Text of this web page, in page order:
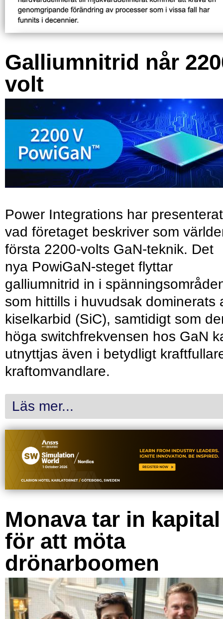
Galliumnitrid når
volt
Power Integrations har presenterat
vad företaget beskriver som
första 2200-volts GaN-teknik. Det
nya PowiGaN-steget flyttar
galliumnitrid in i
som hittills i huvudsak dominerats
kiselkarbid (SiC), samtidigt som
höga switchfrekvensen hos GaN
utnyttjas även i betydligt
kraftomvandlare.
Läs mer...
Monava tar in kapital
för att möta
drönarboomen